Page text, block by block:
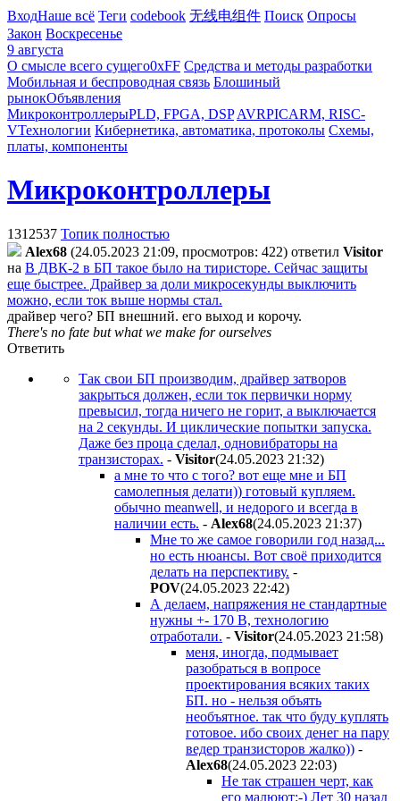
ВходНаше всё Теги codebook 无线电组件 Поиск Опросы
Закон Воскресенье
9 августа
О смысле всего сущего0xFF Средства и методы разработки
Мобильная и беспроводная связь Блошиный
рынокОбъявления
МикроконтроллерыPLD, FPGA, DSP AVRPICARM, RISC-
VТехнологии Кибернетика, автоматика, протоколы Схемы,
платы, компоненты
Микроконтроллеры
1312537 Топик полностью
Alex68 (24.05.2023 21:09, просмотров: 422) ответил Visitor
на В ДВК-2 в БП такое было на тиристоре. Сейчас защиты
еще быстрее. Драйвер за доли микросекунды выключить
можно, если ток выше нормы стал.
драйвер чего? БП внешний. его выход и корочу.
There's no fate but what we make for ourselves
Ответить
Так свои БП производим, драйвер затворов
закрыться должен, если ток первички норму
превысил, тогда ничего не горит, а выключается
на 2 секунды. И циклические попытки запуска.
Даже без проца сделал, одновибраторы на
транзисторах. - Visitor(24.05.2023 21:32)
а мне то что с того? вот еще мне и БП
самолепныя делати)) готовый купляем.
обычно meanwell, и недорого и всегда в
наличии есть. - Alex68(24.05.2023 21:37)
Мне то же самое говорили год назад...
но есть нюансы. Вот своё приходится
делать на перспективу. -
POV(24.05.2023 22:42)
А делаем, напряжения не стандартные
нужны +- 170 В, технологию
отработали. - Visitor(24.05.2023 21:58)
меня, иногда, подмывает
разобраться в вопросе
проектирования всяких таких
БП. но - нельзя объять
необъятное. так что буду куплять
готовое. ибо своих денег на пару
ведер транзисторов жалко)) -
Alex68(24.05.2023 22:03)
Не так страшен черт, как
его малюют:-) Лет 30 назад